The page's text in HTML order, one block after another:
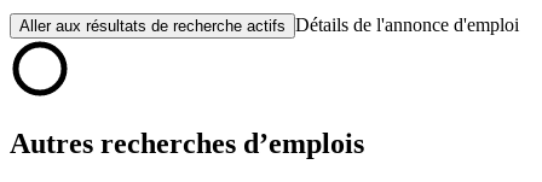
Aller aux résultats de recherche actifs Détails de l'annonce d'emploi
Autres recherches d’emplois